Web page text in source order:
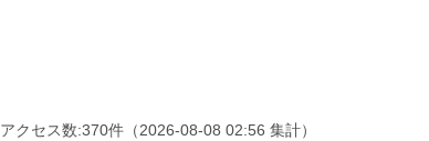
アクセス数:370件 （2026-08-08 02:56 集計）